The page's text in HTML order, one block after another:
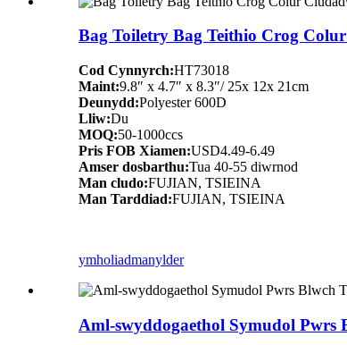
Bag Toiletry Bag Teithio Crog
Cod Cynnyrch:HT73018
Maint:9.8″ x 4.7″ x 8.3″/ 25x 12x 21cm
Deunydd:Polyester 600D
Lliw:Du
MOQ:50-1000ccs
Pris FOB Xiamen:USD4.49-6.49
Amser dosbarthu:Tua 40-55 diwrnod
Man cludo:FUJIAN, TSIEINA
Man Tarddiad:FUJIAN, TSIEINA
ymholiadmanylder
Aml-swyddogaethol Symudol Pwrs